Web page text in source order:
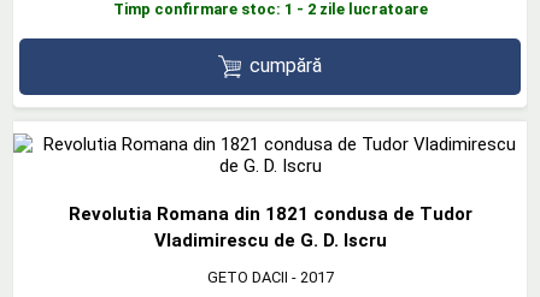
Timp confirmare stoc: 1 - 2 zile lucratoare
cumpără
Revolutia Romana din 1821 condusa de Tudor
Vladimirescu de G. D. Iscru
GETO DACII - 2017